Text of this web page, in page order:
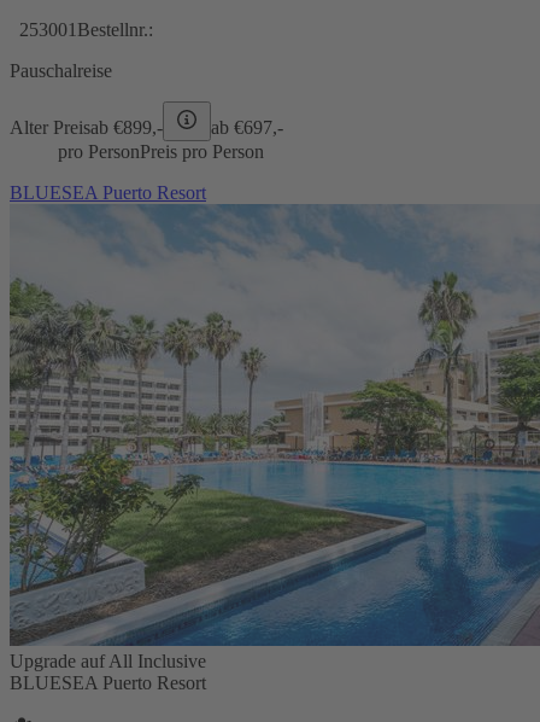
253001 Bestellnr.:
Pauschalreise
Alter Preisab €899,- ab €697,-
pro PersonPreis pro Person
BLUESEA Puerto Resort
Upgrade auf All Inclusive
BLUESEA Puerto Resort